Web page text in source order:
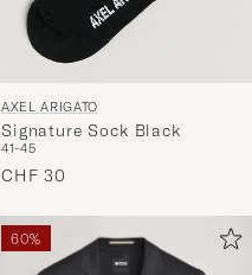
AXEL ARIGATO
Signature Sock Black
41-45
CHF 30
60%